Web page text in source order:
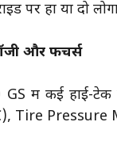
पर हों या दो
और फीचर्स
GS में कई हाई-
Tire Pressure